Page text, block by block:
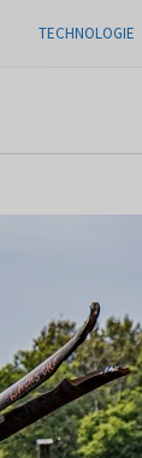
TECHNOLOGIE